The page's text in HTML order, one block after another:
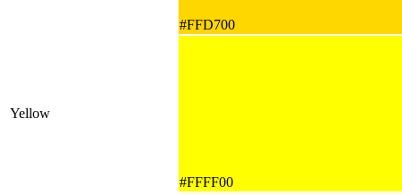
#FFD700
Yellow
#FFFF00